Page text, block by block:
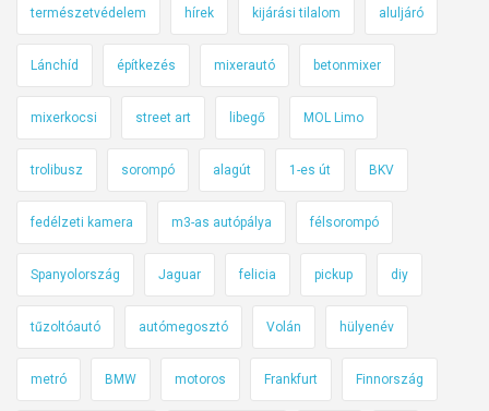
3
4
3
.
é
természetvédelem hírek kijárási tilalom aluljáró
Lánchíd építkezés mixerautó betonmixer
mixerkocsi street art libegő MOL Limo
trolibusz sorompó alagút 1-es út BKV
fedélzeti kamera m3-as autópálya félsorompó
Spanyolország Jaguar felicia pickup diy
tűzoltóautó autómegosztó Volán hülyenév
metró BMW motoros Frankfurt Finnország